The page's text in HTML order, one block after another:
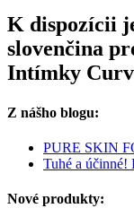
K dispozícii
slovenčina
Intímky
Z nášho blogu:
PURE SKIN
Tuhé a účinné!
Nové produkty: